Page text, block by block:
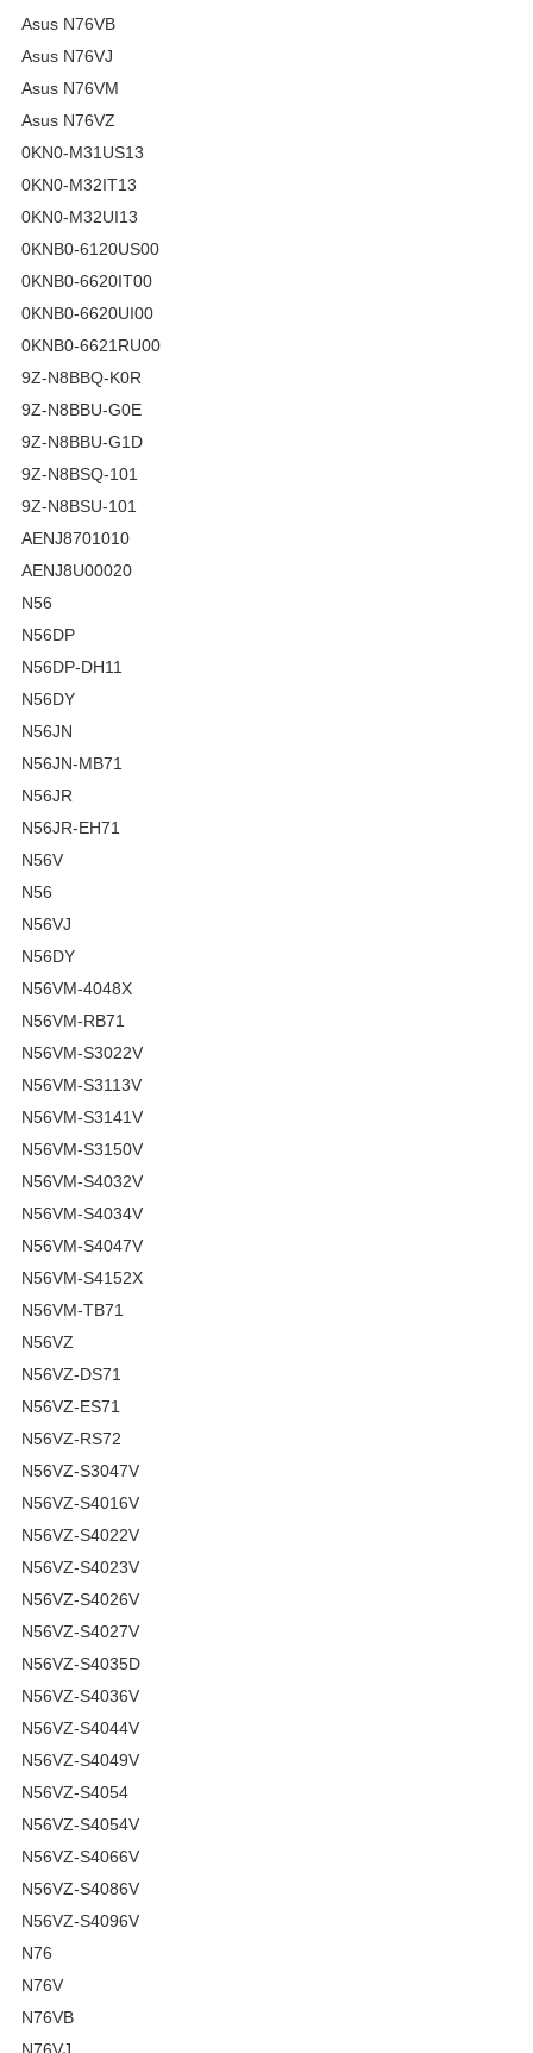
Asus N76VB
Asus N76VJ
Asus N76VM
Asus N76VZ
0KN0-M31US13
0KN0-M32IT13
0KN0-M32UI13
0KNB0-6120US00
0KNB0-6620IT00
0KNB0-6620UI00
0KNB0-6621RU00
9Z-N8BBQ-K0R
9Z-N8BBU-G0E
9Z-N8BBU-G1D
9Z-N8BSQ-101
9Z-N8BSU-101
AENJ8701010
AENJ8U00020
N56
N56DP
N56DP-DH11
N56DY
N56JN
N56JN-MB71
N56JR
N56JR-EH71
N56V
N56
N56VJ
N56DY
N56VM-4048X
N56VM-RB71
N56VM-S3022V
N56VM-S3113V
N56VM-S3141V
N56VM-S3150V
N56VM-S4032V
N56VM-S4034V
N56VM-S4047V
N56VM-S4152X
N56VM-TB71
N56VZ
N56VZ-DS71
N56VZ-ES71
N56VZ-RS72
N56VZ-S3047V
N56VZ-S4016V
N56VZ-S4022V
N56VZ-S4023V
N56VZ-S4026V
N56VZ-S4027V
N56VZ-S4035D
N56VZ-S4036V
N56VZ-S4044V
N56VZ-S4049V
N56VZ-S4054
N56VZ-S4054V
N56VZ-S4066V
N56VZ-S4086V
N56VZ-S4096V
N76
N76V
N76VB
N76VJ